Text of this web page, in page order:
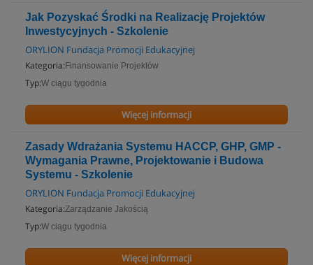
Jak Pozyskać Środki na Realizację Projektów
Inwestycyjnych - Szkolenie
ORYLION Fundacja Promocji Edukacyjnej
Kategoria: Finansowanie Projektów
Typ:W ciągu tygodnia
Więcej informacji
Zasady Wdrażania Systemu HACCP, GHP, GMP -
Wymagania Prawne, Projektowanie i Budowa
Systemu - Szkolenie
ORYLION Fundacja Promocji Edukacyjnej
Kategoria:Zarządzanie Jakością
Typ:W ciągu tygodnia
Więcej informacji